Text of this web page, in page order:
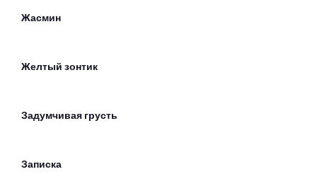
Жасмин
Желтый зонтик
Задумчивая грусть
Записка